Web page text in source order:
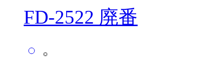
FD-2522 廃番